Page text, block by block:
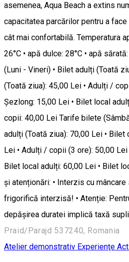
asemenea, Aqua Beach a extins
capacitatea parcărilor pentru a
cât mai confortabilă. Temperatura
26°C • apă dulce: 28°C • apă
(Luni - Vineri) • Bilet adulți (Toată
(Toată ziua): 45,00 Lei • Adulți /
Șezlong: 15,00 Lei • Bilet local
copii: 40,00 Lei Tarife bilete
adulți (Toată ziua): 70,00 Lei • Bilet
Lei • Adulți / copii (3 ore): 50,00 Lei
Bilet local adulți: 60,00 Lei • Bilet
și atenționări: • Interzis cu mâncare
frigorifică interzisă! • Atenție:
depășirea duratei implică taxă
Praid/Parajd 537240, Romania
Atelier demonstrativ Experienţe